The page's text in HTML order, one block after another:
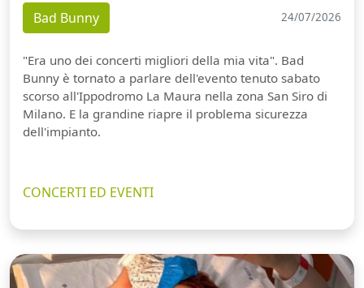
Bad Bunny 24/07/2026
"Era uno dei concerti migliori della mia vita". Bad
Bunny è tornato a parlare dell'evento tenuto sabato
scorso all'Ippodromo La Maura nella zona San Siro di
Milano. E la grandine riapre il problema sicurezza
dell'impianto.
CONCERTI ED EVENTI